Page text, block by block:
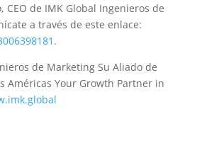
CEO de IMK Global Ingenieros de
a través de este enlace:
.
de Marketing Su Aliado de
Américas Your Growth Partner in